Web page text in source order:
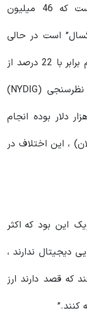
خط اول مقاله نیوزویک حاکی از آن است که 46 میلیون
بزرگسال” است در حالی
که نظرسنجی (NYDIG) ادعا می کند این رقم برابر با 22 درصد از
جمعیت بزرگسال است. با توجه به اینکه نظرسنجی (NYDIG)
فقط از افرادی که درآمدشان بیش از 50 هزار دلار بوده انجام
، این اختلاف در
این بود که اکثر
دارایی دیجیتال ندارند ،
که قصد دارند ارز
کنند.”